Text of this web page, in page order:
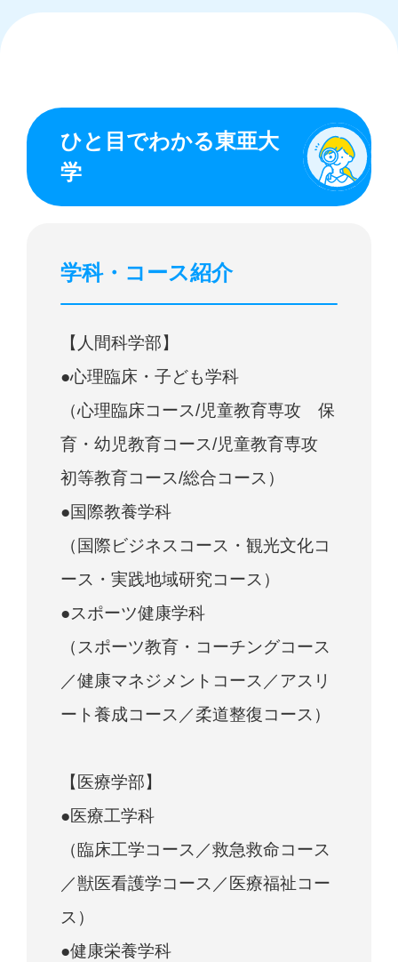
ひと目でわかる東亜大
学
学科・コース紹介
【人間科学部】
●心理臨床・子ども学科
（心理臨床コース/児童教育専攻 保
育・幼児教育コース/児童教育専攻
初等教育コース/総合コース）
●国際教養学科
（国際ビジネスコース・観光文化コ
ース・実践地域研究コース）
●スポーツ健康学科
（スポーツ教育・コーチングコース
／健康マネジメントコース／アスリ
ート養成コース／柔道整復コース）
【医療学部】
●医療工学科
（臨床工学コース／救急救命コース
／獣医看護学コース／医療福祉コー
ス）
●健康栄養学科